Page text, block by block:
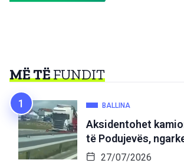
MË TËFUNDIT
BALLINA
Aksidentohet
të Podujevës,
27/07/2026